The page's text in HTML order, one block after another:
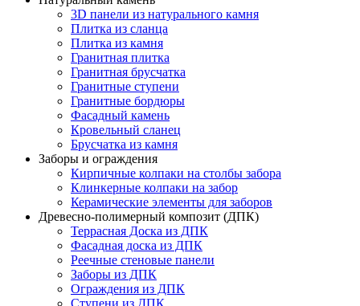
3D панели из натурального камня
Плитка из сланца
Плитка из камня
Гранитная плитка
Гранитная брусчатка
Гранитные ступени
Гранитные бордюры
Фасадный камень
Кровельный сланец
Брусчатка из камня
Заборы и ограждения
Кирпичные колпаки на столбы забора
Клинкерные колпаки на забор
Керамические элементы для заборов
Древесно-полимерный композит (ДПК)
Террасная Доска из ДПК
Фасадная доска из ДПК
Реечные стеновые панели
Заборы из ДПК
Ограждения из ДПК
Ступени из ДПК